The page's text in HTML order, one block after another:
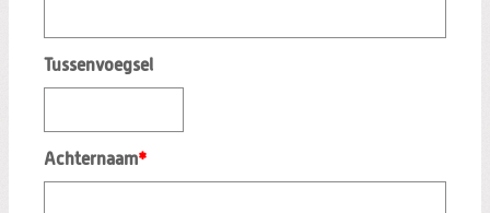
Tussenvoegsel
Achternaam*